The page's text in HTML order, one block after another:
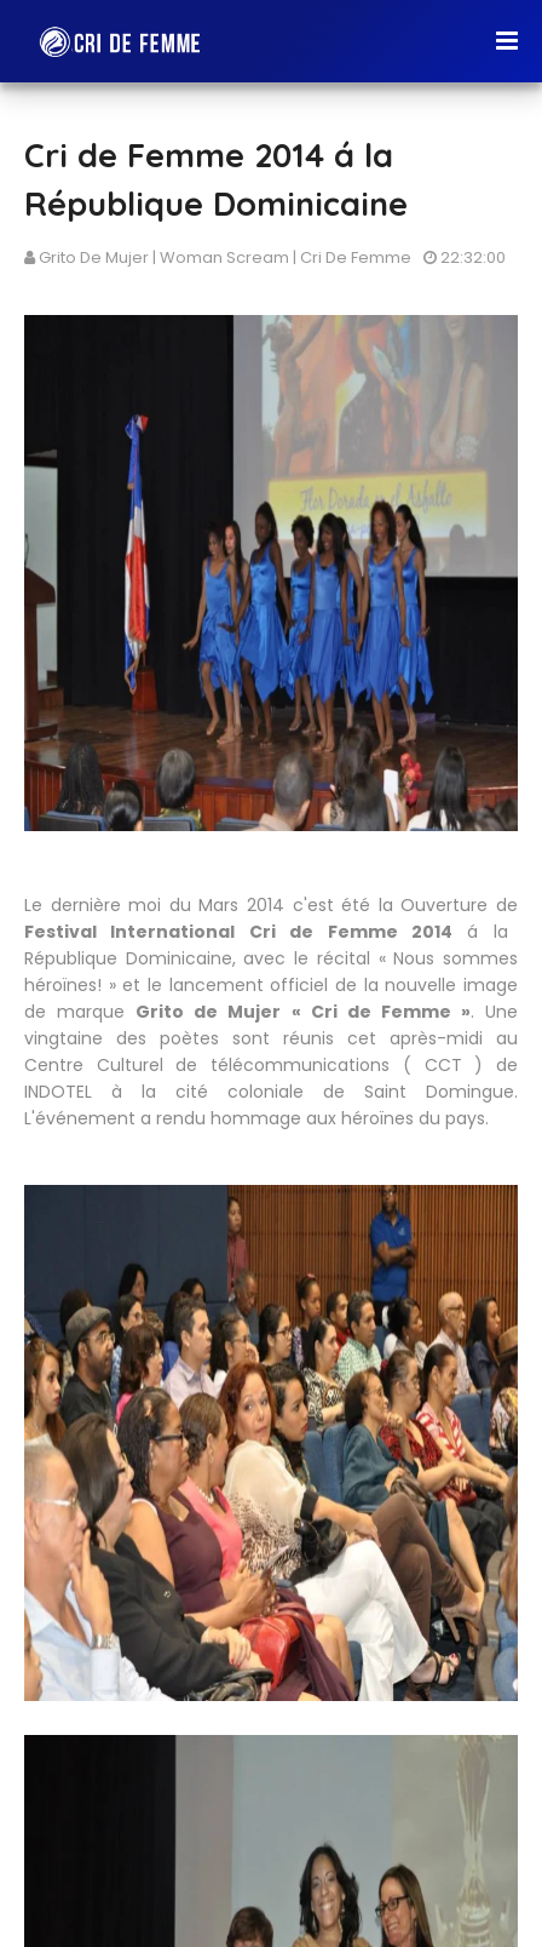
Cri de Femme 2014 á la
République Dominicaine
Grito De Mujer | Woman Scream | Cri De Femme 22:32:00
Le dernière moi du Mars 2014 c'est été la Ouverture de
Festival International Cri de Femme 2014 á la
République Dominicaine, avec le récital « Nous sommes
héroïnes! » et le lancement officiel de la nouvelle image
de marque Grito de Mujer « Cri de Femme ». Une
vingtaine des poètes sont réunis cet après-midi au
Centre Culturel de télécommunications ( CCT ) de
INDOTEL à la cité coloniale de Saint Domingue.
L'événement a rendu hommage aux héroïnes du pays.